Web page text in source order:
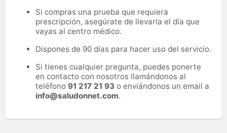
Si compras una prueba que requiera
prescripción, asegúrate de llevarla el día que
vayas al centro médico.
Dispones de 90 días para hacer uso del servicio.
Si tienes cualquier pregunta, puedes ponerte
en contacto con nosotros llamándonos al
teléfono 91 217 21 93 o enviándonos un email a
info@saludonnet.com.